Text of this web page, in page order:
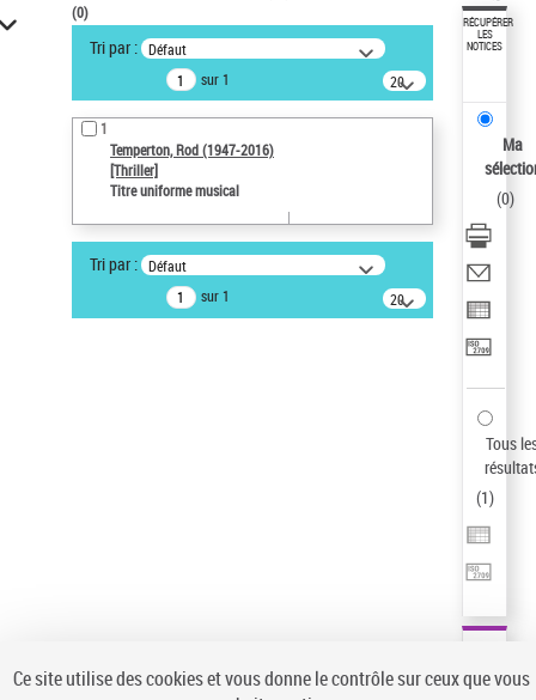
VOTRE RECHERCHE
Recherche avancée dans les
notices d’autorité
Œuvres liées à l'auteur :
Temperton, Rod (1947-2016)
Auteur d’œuvre
Temperton, Rod (1947-2016)
Type de notice d'autorité
(0)
Tri par : Défaut
sur 1
20
résultats/page
1
Temperton, Rod (1947-2016)
[Thriller]
Titre uniforme musical
Tri par : Défaut
sur 1
20
résultats/page
RÉCUPÉRER
LES
NOTICES
Ma
(0)
Tous
(1)
Ce site utilise des cookies et vous donne le contrôle sur ceux que vous